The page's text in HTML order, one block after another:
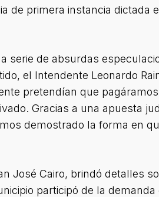
primera instancia dictada
serie de absurdas
el Intendente Leonardo
pretendían que
Gracias a una apuesta
demostrado la forma en
José Cairo, brindó detalles
participó de la